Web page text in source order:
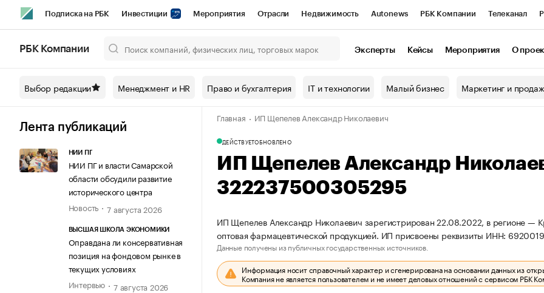
Подписка на РБК Инвестиции Мероприятия Отрасли Недвижимость Autonews РБК Компании Телеканал
Спецпроекты СПб Конференции СПб Спецпроекты Проверка контрагентов
Технологии и медиа Рынок наличной валюты
РБК Компании Эксперты Кейсы Мероприятия О
Выбор редакции Менеджмент и HR Право и бухгалтерия IT и технологии Малый бизнес Маркетинг и
Лента публикаций
НИИ ПГ
НИИ ПГ и власти Самарской
области обсудили развитие
исторического центра
Новость
7 августа 2026
ВЫСШАЯ ШКОЛА ЭКОНОМИКИ
Оправдана ли консервативная
позиция на фондовом рынке в
текущих условиях
Интервью
7 августа 2026
Главная ИП Щепелев Александр Николаевич
ДЕЙСТВУЕТОБНОВЛЕНО
ИП Щепелев Александр
322237500305295
ИП Щепелев Александр Николаевич зарегистрирован 22.08.2022, в регионе —
оптовая фармацевтической продукцией. ИП присвоены реквизиты ИНН:
Данные получены из публичных государственных источников.
Информация носит справочный характер и сгенерирована на основании данных из
Компания не является пользователем и не имеет деловых отношений с сервисом РБК